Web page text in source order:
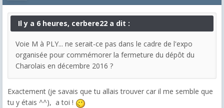
Il y a 6 heures, cerbere22 a dit :
Voie M à PLY... ne serait-ce pas dans le cadre de l'expo
organisée pour commémorer la fermeture du dépôt du
Charolais en décembre 2016 ?
Exactement (je savais que tu allais trouver car il me semble que
tu y étais ^^), a toi !